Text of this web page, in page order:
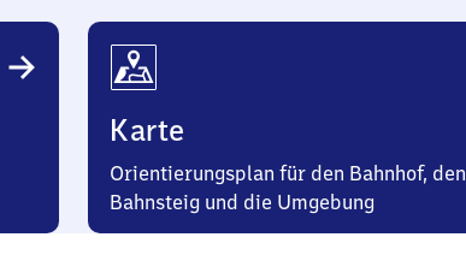
Karte
Orientierungsplan für den Bahnhof, den
Bahnsteig und die Umgebung